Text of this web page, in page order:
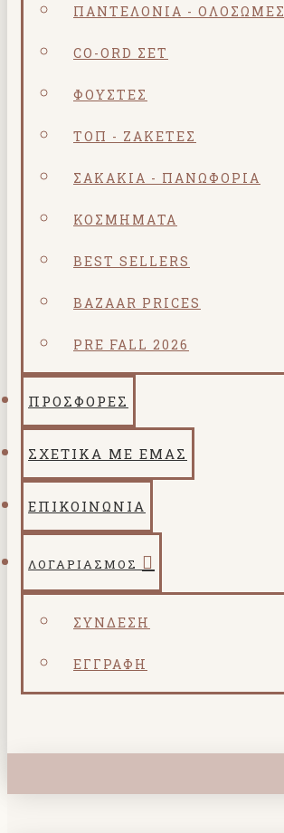
ΠΑΝΤΕΛΌΝΙΑ - ΟΛΌΣΩΜΕΣ
CO-ORD ΣΕΤ
ΦΟΎΣΤΕΣ
ΤΟΠ - ΖΑΚΈΤΕΣ
ΣΑΚΆΚΙΑ - ΠΑΝΩΦΌΡΙΑ
ΚΟΣΜΗΜΑΤΑ
BEST SELLERS
BAZAAR PRICES
PRE FALL 2026
ΠΡΟΣΦΟΡΕΣ
ΣΧΕΤΙΚΑ ΜΕ ΕΜΑΣ
ΕΠΙΚΟΙΝΩΝΙΑ
ΛΟΓΑΡΙΑΣΜΌΣ
ΣΎΝΔΕΣΗ
ΕΓΓΡΑΦΉ